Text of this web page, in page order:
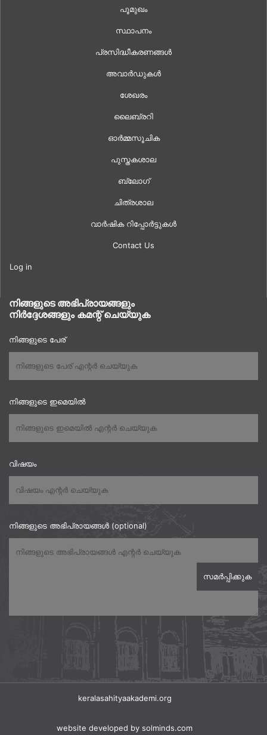
പൂമുഖം
സ്ഥാപനം
പ്രസിദ്ധീകരണങ്ങൾ
അവാർഡുകൾ
ശേഖരം
ലൈബ്രറി
ഓർമ്മസൂചിക
പുസ്തകശാല
ബ്ലോഗ്
ചിത്രശാല
വാർഷിക റിപ്പോർട്ടുകൾ
Contact Us
Log in
നിങ്ങളുടെ അഭിപ്രായങ്ങളും
നിർദ്ദേശങ്ങളും കമന്റ് ചെയ്യുക
നിങ്ങളുടെ പേര്
നിങ്ങളുടെ ഇമെയിൽ
വിഷയം
നിങ്ങളുടെ അഭിപ്രായങ്ങൾ (optional)
keralasahityaakademi.org
website developed by solminds.com